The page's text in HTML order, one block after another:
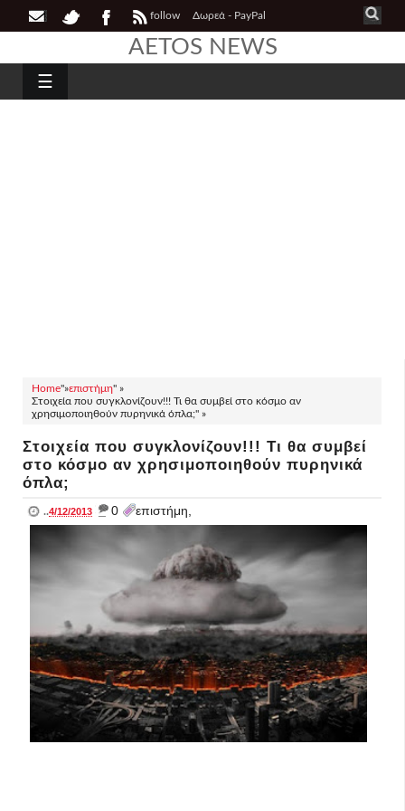
follow Δωρεά - PayPal
AETOS NEWS
☰
Home"»επιστήμη" »
Στοιχεία που συγκλονίζουν!!! Τι θα συμβεί στο κόσμο αν
χρησιμοποιηθούν πυρηνικά όπλα;" »
Στοιχεία που συγκλονίζουν!!! Τι θα συμβεί
στο κόσμο αν χρησιμοποιηθούν πυρηνικά
όπλα;
..4/12/2013 _ 0 επιστήμη,